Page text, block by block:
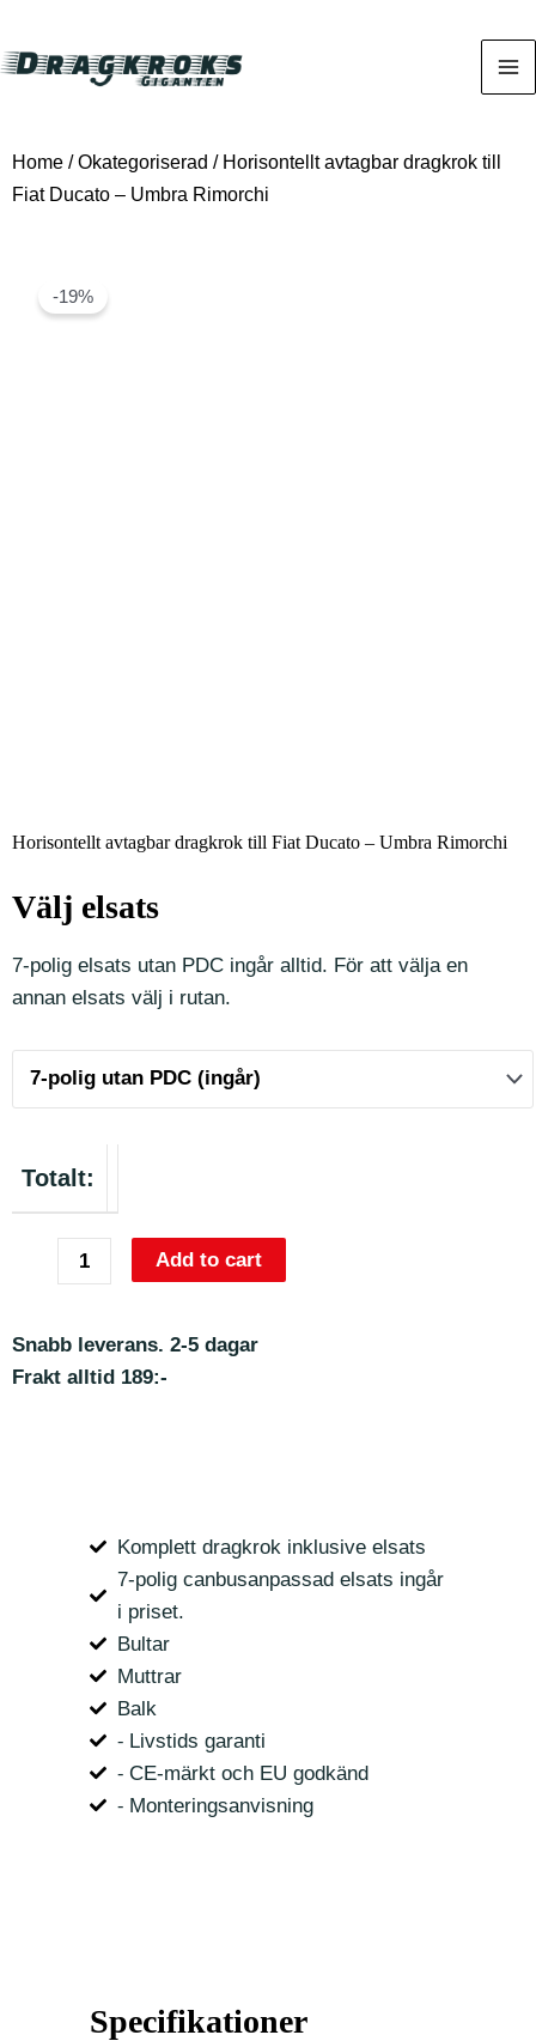
Home /Okategoriserad / Horisontellt avtagbar dragkrok till
Fiat Ducato – Umbra Rimorchi
-19%
Horisontellt avtagbar dragkrok till Fiat Ducato – Umbra Rimorchi
Välj elsats
7-polig elsats utan PDC ingår alltid. För att välja en
annan elsats välj i rutan.
Totalt:
Add to cart
Snabb leverans. 2-5 dagar
Frakt alltid 189:-
Komplett dragkrok inklusive elsats
7-polig canbusanpassad elsats ingår
i priset.
Bultar
Muttrar
Balk
⁃ Livstids garanti
⁃ CE-märkt och EU godkänd
⁃ Monteringsanvisning
Specifikationer